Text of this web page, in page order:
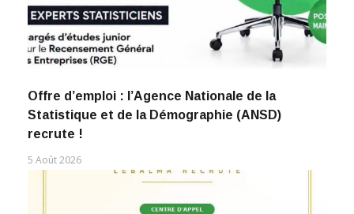
Offre d’emploi : l’Agence Nationale de la
Statistique et de la Démographie (ANSD)
recrute !
5 Août 2026